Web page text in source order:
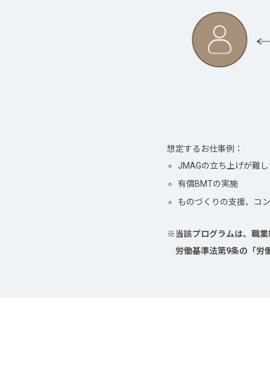
想定するお仕事例：
JMAGの立ち上げが難
有償BMTの実施
ものづくりの支援、コ
※当該プログラムは、職
労働基準法第9条の「労